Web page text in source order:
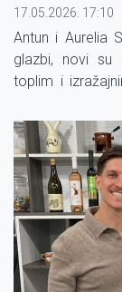
17.05.2026. 17:10
Antun i Aurelia
glazbi, novi su
toplim i